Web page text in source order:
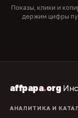
Показы, клики и
держим цифры
affpapa.org
АНАЛИТИКА И